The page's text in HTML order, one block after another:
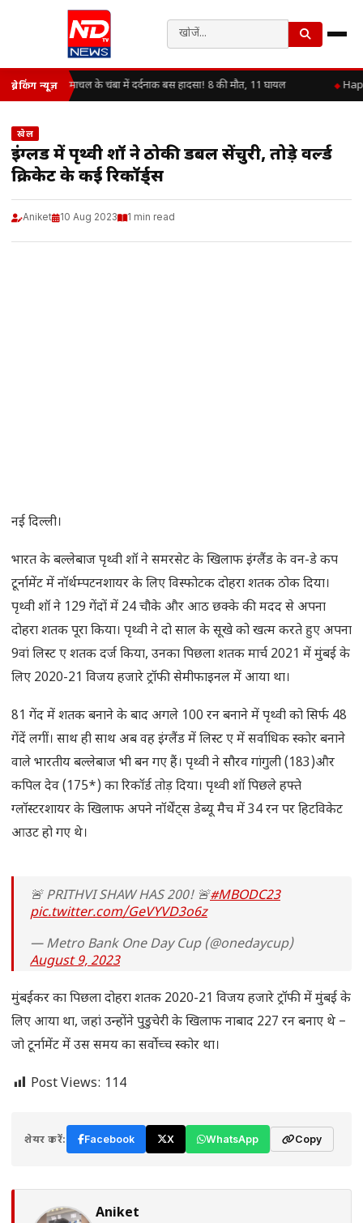
ब्रेकिंग न्यूज़ हिमाचल के चंबा में दर्दनाक बस हादसा! 8 की मौत, 11 घायल
खेल
इंग्लैंड में पृथ्वी शॉ ने ठोकी डबल सेंचुरी, तोड़े वर्ल्ड
क्रिकेट के कई रिकॉर्ड्स
Aniket 10 Aug 2023 1 min read
नई दिल्ली।
भारत के बल्लेबाज पृथ्वी शॉ ने समरसेट के खिलाफ इंग्लैंड के वन-डे कप
टूर्नामेंट में नॉर्थम्पटनशायर के लिए विस्फोटक दोहरा शतक ठोक दिया।
पृथ्वी शॉ ने 129 गेंदों में 24 चौके और आठ छक्के की मदद से अपना
दोहरा शतक पूरा किया। पृथ्वी ने दो साल के सूखे को खत्म करते हुए अपना
9वां लिस्ट ए शतक दर्ज किया, उनका पिछला शतक मार्च 2021 में मुंबई के
लिए 2020-21 विजय हजारे ट्रॉफी सेमीफाइनल में आया था।
81 गेंद में शतक बनाने के बाद अगले 100 रन बनाने में पृथ्वी को सिर्फ 48
गेंदें लगीं। साथ ही साथ अब वह इंग्लैंड में लिस्ट ए में सर्वाधिक स्कोर बनाने
वाले भारतीय बल्लेबाज भी बन गए हैं। पृथ्वी ने सौरव गांगुली (183)और
कपिल देव (175*) का रिकॉर्ड तोड़ दिया। पृथ्वी शॉ पिछले हफ्ते
ग्लॉस्टरशायर के खिलाफ अपने नॉर्थेंट्स डेब्यू मैच में 34 रन पर हिटविकेट
आउट हो गए थे।
🚨 PRITHVI SHAW HAS 200! 🚨#MBODC23
pic.twitter.com/GeVYVD3o6z
— Metro Bank One Day Cup (@onedaycup)
August 9, 2023
मुंबईकर का पिछला दोहरा शतक 2020-21 विजय हजारे ट्रॉफी में मुंबई के
लिए आया था, जहां उन्होंने पुडुचेरी के खिलाफ नाबाद 227 रन बनाए थे –
जो टूर्नामेंट में उस समय का सर्वोच्च स्कोर था।
Post Views: 114
शेयर करें: Facebook X WhatsApp Copy
Aniket